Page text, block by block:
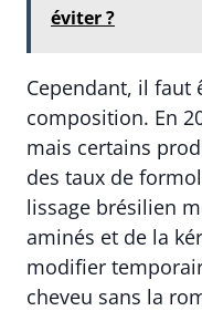
éviter ?
Cependant, il faut
composition. En
mais certains
des taux de
lissage brésilien
aminés et de la
modifier
cheveu sans la